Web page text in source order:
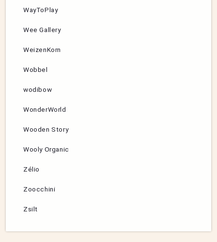
WayToPlay
Wee Gallery
WeizenKorn
Wobbel
wodibow
WonderWorld
Wooden Story
Wooly Organic
Zélio
Zoocchini
Zsilt